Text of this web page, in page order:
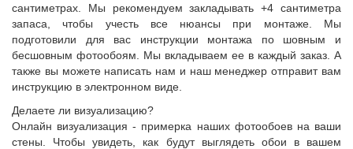
сантиметрах. Мы рекомендуем закладывать +4 сантиметра
запаса, чтобы учесть все нюансы при монтаже. Мы
подготовили для вас инструкции монтажа по шовным и
бесшовным фотообоям. Мы вкладываем ее в каждый заказ. А
также вы можете написать нам и наш менеджер отправит вам
инструкцию в электронном виде.
Делаете ли визуализацию?
Онлайн визуализация - примерка наших фотообоев на ваши
стены. Чтобы увидеть, как будут выглядеть обои в вашем